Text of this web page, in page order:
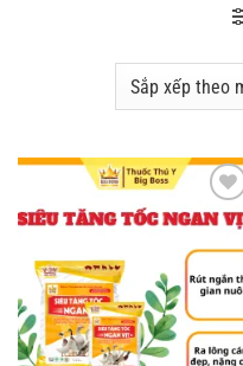
Add to
wishlist